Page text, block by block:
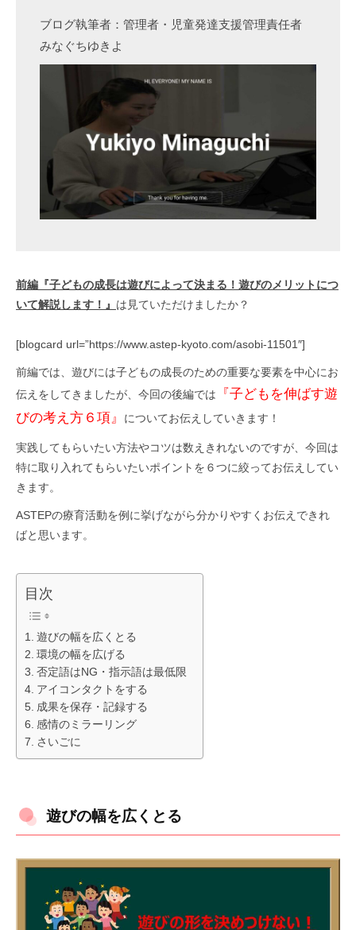
ブログ執筆者：管理者・児童発達支援管理責任者
みなぐちゆきよ
前編『子どもの成長は遊びによって決まる！遊びのメリットにつ
いて解説します！』 は見ていただけましたか？
[blogcard url=”https://www.astep-kyoto.com/asobi-11501″]
前編では、遊びには子どもの成長のための重要な要素を中心にお
伝えをしてきましたが、今回の後編では
『子どもを伸ばす遊
びの考え方６項』
についてお伝えしていきます！
実践してもらいたい方法やコツは数えきれないのですが、今回は
特に取り入れてもらいたいポイントを６つに絞ってお伝えしてい
きます。
ASTEPの療育活動を例に挙げながら分かりやすくお伝えできれ
ばと思います。
目次
遊びの幅を広くとる
環境の幅を広げる
否定語はNG・指示語は最低限
アイコンタクトをする
成果を保存・記録する
感情のミラーリング
さいごに
遊びの幅を広くとる